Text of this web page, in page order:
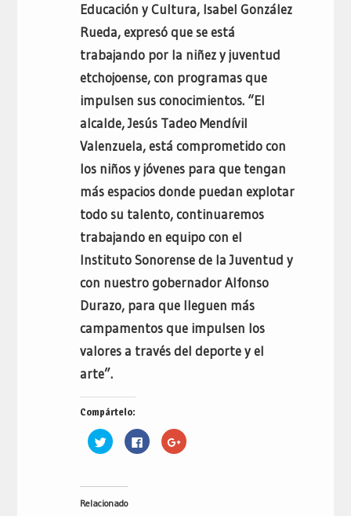
Educación y Cultura, Isabel González
Rueda, expresó que se está
trabajando por la niñez y juventud
etchojoense, con programas que
impulsen sus conocimientos. “El
alcalde, Jesús Tadeo Mendívil
Valenzuela, está comprometido con
los niños y jóvenes para que tengan
más espacios donde puedan explotar
todo su talento, continuaremos
trabajando en equipo con el
Instituto Sonorense de la Juventud y
con nuestro gobernador Alfonso
Durazo, para que lleguen más
campamentos que impulsen los
valores a través del deporte y el
arte”.
Compártelo:
Haz
clic
Twitter
abre
Haz
clic
Haz
clic
Relacionado